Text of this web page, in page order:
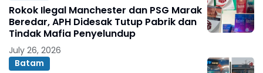
Rokok Ilegal Manchester dan PSG Marak
Beredar, APH Didesak Tutup Pabrik dan
Tindak Mafia Penyelundup
July 26, 2026
Batam